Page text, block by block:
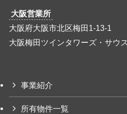
大阪営業所
大阪府大阪市北区梅田1-13-1
大阪梅田ツインタワーズ・サウ
事業紹介
所有物件一覧